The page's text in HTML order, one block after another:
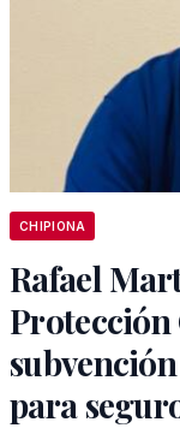
CHIPIONA
Rafael
para